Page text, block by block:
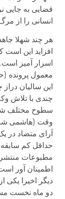
قضایی به جایی
انسانی را از
هر چند شهلا
افزاید این
اسرار آمیز
معمول پرونده
این سالیان
چندی با تلاش
سطوح مختلف
وقت (هاشمی
آرای متضاد در
حداقل کم سابقه
مطبوعات منتشر
اطمینان آور
دیگر اخیرا یکی
دو ماه نخست